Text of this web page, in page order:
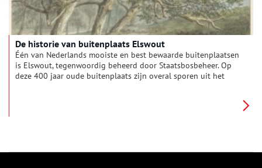
De historie van buitenplaats Elswout
Één van Nederlands mooiste en best bewaarde buitenplaatsen
is Elswout, tegenwoordig beheerd door Staatsbosbeheer. Op
deze 400 jaar oude buitenplaats zijn overal sporen uit het
voorjaar veel stinsenplanten. In de oude ijskelder huizen